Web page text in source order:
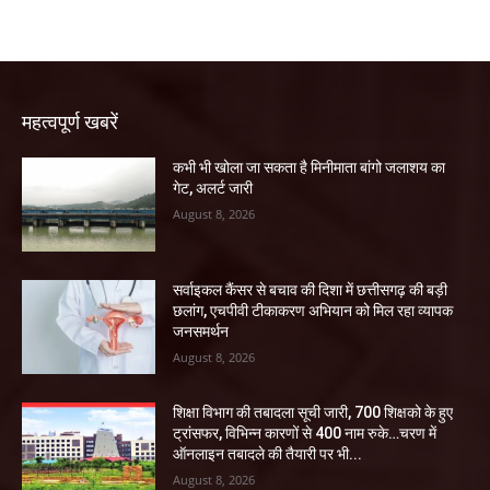
महत्वपूर्ण खबरें
कभी भी खोला जा सकता है मिनीमाता बांगो जलाशय का
गेट, अलर्ट जारी
August 8, 2026
सर्वाइकल कैंसर से बचाव की दिशा में छत्तीसगढ़ की बड़ी
छलांग, एचपीवी टीकाकरण अभियान को मिल रहा व्यापक
जनसमर्थन
August 8, 2026
शिक्षा विभाग की तबादला सूची जारी, 700 शिक्षको के हुए
ट्रांसफर, विभिन्न कारणों से 400 नाम रुके…चरण में
ऑनलाइन तबादले की तैयारी पर भी...
August 8, 2026